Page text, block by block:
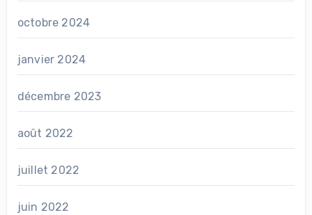
octobre 2024
janvier 2024
décembre 2023
août 2022
juillet 2022
juin 2022